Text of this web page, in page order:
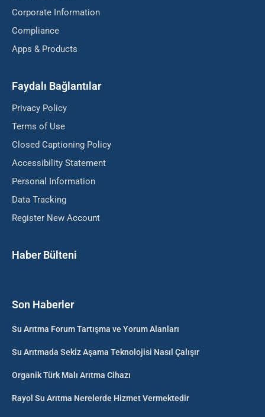
Corporate Information
Compliance
Apps & Products
Faydalı Bağlantılar
Privacy Policy
Terms of Use
Closed Captioning Policy
Accessibility Statement
Personal Information
Data Tracking
Register New Account
Haber Bülteni
Son Haberler
Su Arıtma Forum Tartışma ve Yorum Alanları
Su Arıtmada Sekiz Aşama Teknolojisi Nasıl Çalışır
Organik Türk Malı Arıtma Cihazı
Rayol Su Arıtma Nerelerde Hizmet Vermektedir